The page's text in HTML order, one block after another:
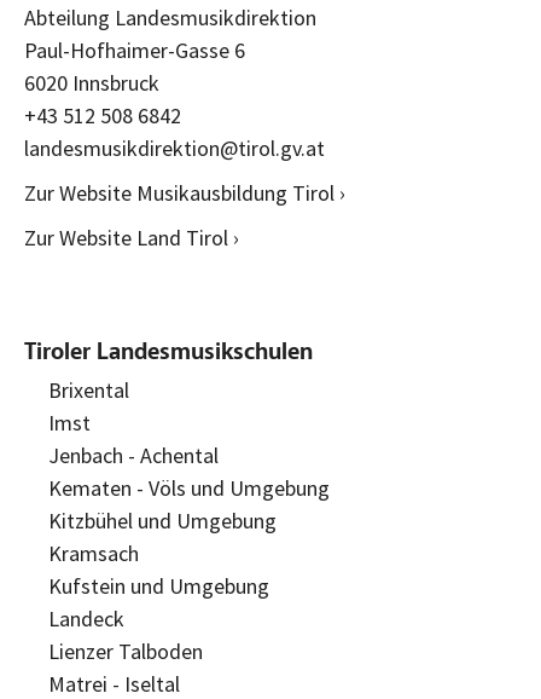
Abteilung Landesmusikdirektion
Paul-Hofhaimer-Gasse 6
6020 Innsbruck
+43 512 508 6842
landesmusikdirektion@tirol.gv.at
Zur Website Musikausbildung Tirol ›
Zur Website Land Tirol ›
Tiroler Landesmusikschulen
Brixental
Imst
Jenbach - Achental
Kematen - Völs und Umgebung
Kitzbühel und Umgebung
Kramsach
Kufstein und Umgebung
Landeck
Lienzer Talboden
Matrei - Iseltal